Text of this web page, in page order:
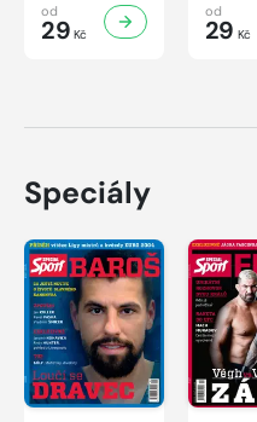
od
29 Kč
od
29 Kč
Speciály